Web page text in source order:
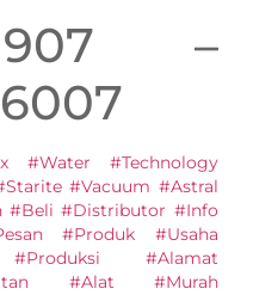
–
#Water #Technology
#Vacuum #Astral
#Beli #Distributor #Info
#Produk #Usaha
#Alamat
#Alat #Murah